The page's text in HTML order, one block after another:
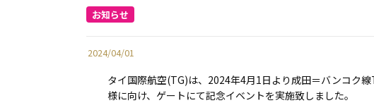
2024/04/01
タイ国際航空(TG)は、2024年4月1日より成田＝バンコク
様に向け、ゲートにて記念イベントを実施致しました。